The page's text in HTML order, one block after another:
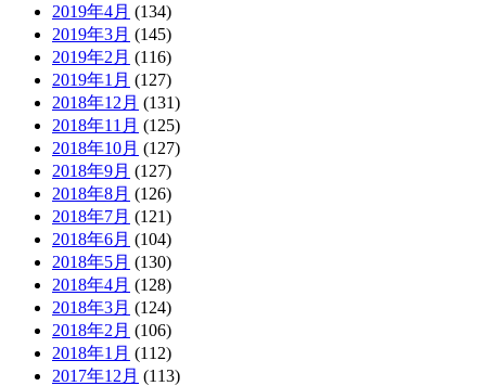
2019年4月 (134)
2019年3月 (145)
2019年2月 (116)
2019年1月 (127)
2018年12月 (131)
2018年11月 (125)
2018年10月 (127)
2018年9月 (127)
2018年8月 (126)
2018年7月 (121)
2018年6月 (104)
2018年5月 (130)
2018年4月 (128)
2018年3月 (124)
2018年2月 (106)
2018年1月 (112)
2017年12月 (113)